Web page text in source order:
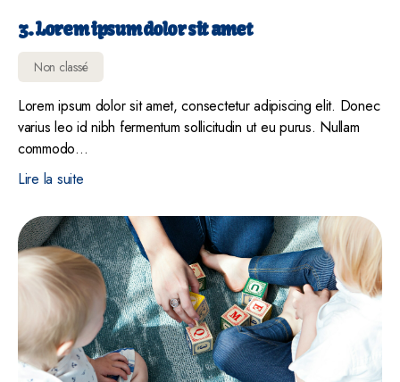
3. Lorem ipsum dolor sit amet
Non classé
Lorem ipsum dolor sit amet, consectetur adipiscing elit. Donec
varius leo id nibh fermentum sollicitudin ut eu purus. Nullam
commodo…
Lire la suite
5. Lorem ipsum dolor sit amet